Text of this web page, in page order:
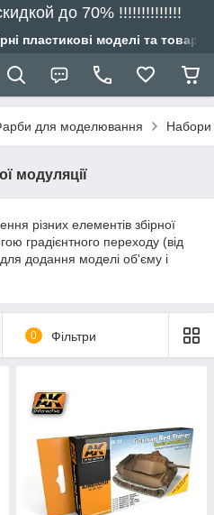
до 70% !!!!!!!!!!!!!!
пластикові моделі та
для моделювання Набори
модуляції
різних елементів збірної
градієнтного переходу (від
для додання моделі об'єму і
0 Фільтри